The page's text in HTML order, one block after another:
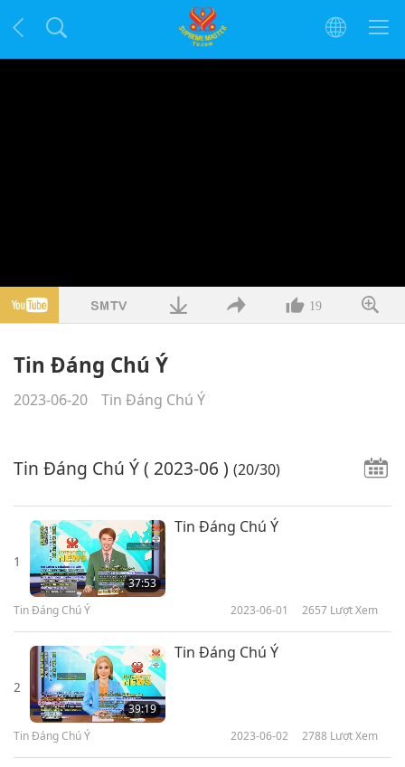
19
Tin Đáng Chú Ý
2023-06-20 Tin Đáng Chú Ý
Tin Đáng Chú Ý( 2023-06 ) (20/30)
1
37:53
Tin Đáng Chú Ý
Tin Đáng Chú Ý 2023-06-01 2657 Lượt Xem
2
39:19
Tin Đáng Chú Ý
Tin Đáng Chú Ý 2023-06-02 2788 Lượt Xem